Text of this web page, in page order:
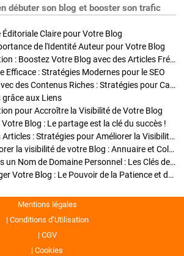
débuter son blog et booster son trafic
Éditoriale Claire pour Votre Blog
de l'Identité Auteur pour Votre Blog
Stratégies de Publication : Boostez Votre Blog avec des Articles Fréquents et Exclusifs
Efficace : Stratégies Modernes pour le SEO
Enrichir Vos Articles avec des Contenus Riches : Stratégies pour Captiver et Optimiser
aux Liens
pour Accroître la Visibilité de Votre Blog
Blog : Le partage est la clé du succès !
Optimisation SEO des Articles : Stratégies pour Améliorer la Visibilité de Votre Blog
Stratégies pour améliorer la visibilité de votre Blog : Annuaire et Collaborations
Pourquoi Investir dans un Nom de Domaine Personnel : Les Clés de la Réussite de Votre Blog
Comment Faire Émerger Votre Blog : Le Pouvoir de la Patience et de la Persévérance
Mentions légales
Conditions d’Utilisation
CGV
Cookies